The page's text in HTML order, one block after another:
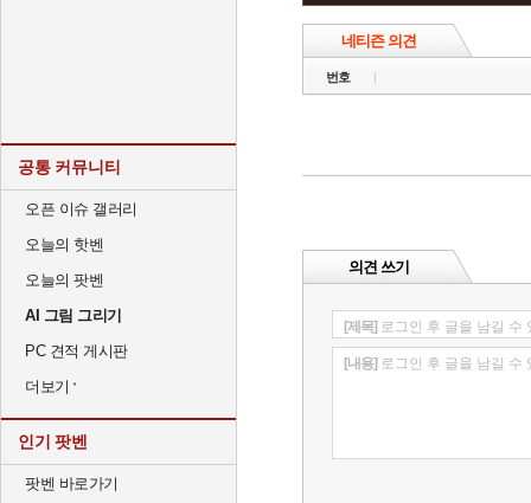
공통 커뮤니티
오픈 이슈 갤러리
오늘의 핫벤
오늘의 팟벤
AI 그림 그리기
PC 견적 게시판
더보기
인기 팟벤
팟벤 바로가기
네티즌 의견
번호
의견 쓰기
[제목] 로그인 후 글을 남길 수
[내용] 로그인 후 글을 남길 수